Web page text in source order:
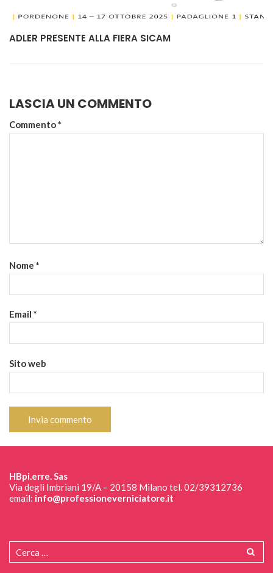
ADLER PRESENTE ALLA FIERA SICAM
LASCIA UN COMMENTO
Commento*
Nome *
Email *
Sito web
HBpi.erre. Sas
Via degli Imbriani 19/A – 20158 Milano tel. 02/39312736
email: info@professioneverniciatore.it